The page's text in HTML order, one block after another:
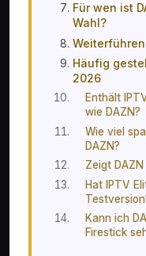
Für wen ist
Wahl?
Häufig
2026
Enthält
wie DAZN?
Wie viel
DAZN?
Zeigt
Hat IPTV
Kann ich
Firestick